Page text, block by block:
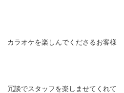
カラオケを楽しんでくださるお客様
冗談でスタッフを楽しませてくれて